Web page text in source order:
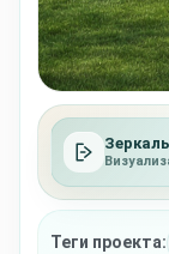
Теги проекта: